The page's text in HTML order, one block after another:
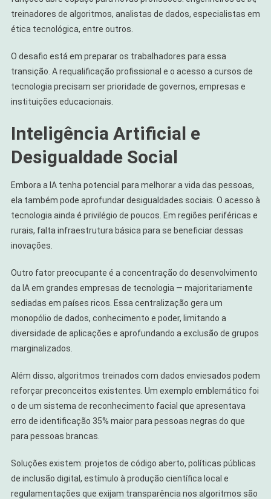
treinadores de algoritmos, analistas de dados, especialistas em
ética tecnológica, entre outros.
O desafio está em preparar os trabalhadores para essa
transição. A requalificação profissional e o acesso a cursos de
tecnologia precisam ser prioridade de governos, empresas e
instituições educacionais.
Inteligência Artificial e
Desigualdade Social
Embora a IA tenha potencial para melhorar a vida das pessoas,
ela também pode aprofundar desigualdades sociais. O acesso à
tecnologia ainda é privilégio de poucos. Em regiões periféricas e
rurais, falta infraestrutura básica para se beneficiar dessas
inovações.
Outro fator preocupante é a concentração do desenvolvimento
da IA em grandes empresas de tecnologia — majoritariamente
sediadas em países ricos. Essa centralização gera um
monopólio de dados, conhecimento e poder, limitando a
diversidade de aplicações e aprofundando a exclusão de grupos
marginalizados.
Além disso, algoritmos treinados com dados enviesados podem
reforçar preconceitos existentes. Um exemplo emblemático foi
o de um sistema de reconhecimento facial que apresentava
erro de identificação 35% maior para pessoas negras do que
para pessoas brancas.
Soluções existem: projetos de código aberto, políticas públicas
de inclusão digital, estímulo à produção científica local e
regulamentações que exijam transparência nos algoritmos são